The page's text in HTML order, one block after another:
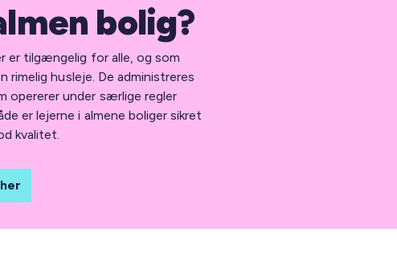
bolig?
er tilgængelig for alle, og som
rimelig husleje. De administreres
opererer under særlige regler
er lejerne i almene boliger sikret
kvalitet.